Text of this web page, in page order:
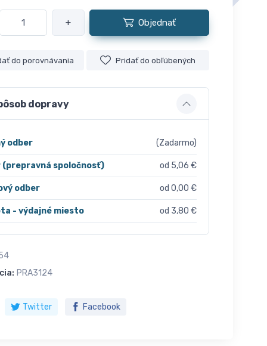
+ Objednať
do porovnávania Pridať do obľúbených
dopravy
odber (Zadarmo)
(prepravná spoločnosť) od 5,06 €
odber od 0,00 €
- výdajné miesto od 3,80 €
PRA3124
Twitter Facebook